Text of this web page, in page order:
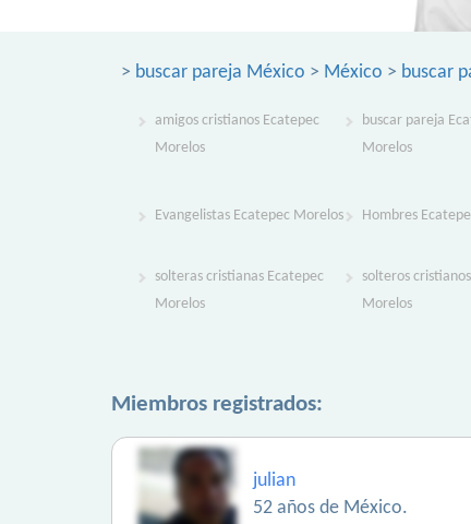
> buscar pareja México > México > buscar
amigos cristianos Ecatepec
Morelos
buscar pareja
Morelos
Evangelistas Ecatepec Morelos Hombres
solteras cristianas Ecatepec
Morelos
solteros
Morelos
Miembros registrados:
julian
52 años de México.